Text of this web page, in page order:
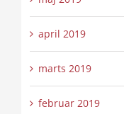
april 2019
marts 2019
februar 2019